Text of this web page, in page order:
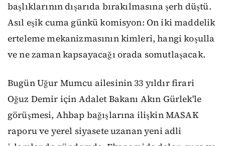
başlıklarının dışarıda bırakılmasına şerh düştü.
Asıl eşik cuma günkü komisyon: On iki maddelik
erteleme mekanizmasının kimleri, hangi koşulla
ve ne zaman kapsayacağı orada somutlaşacak.
Bugün Uğur Mumcu ailesinin 33 yıldır firari
Oğuz Demir için Adalet Bakanı Akın Gürlek'le
görüşmesi, Ahbap bağışlarına ilişkin MASAK
raporu ve yerel siyasete uzanan yeni adli